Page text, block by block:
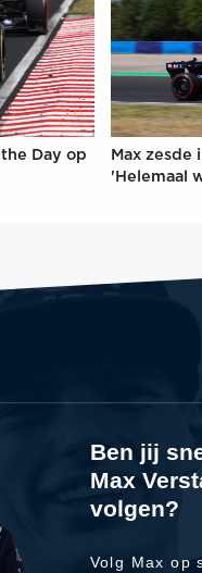
Day op
Max zesde
'Helemaal
Ben jij
Max
volgen?
Volg Max op